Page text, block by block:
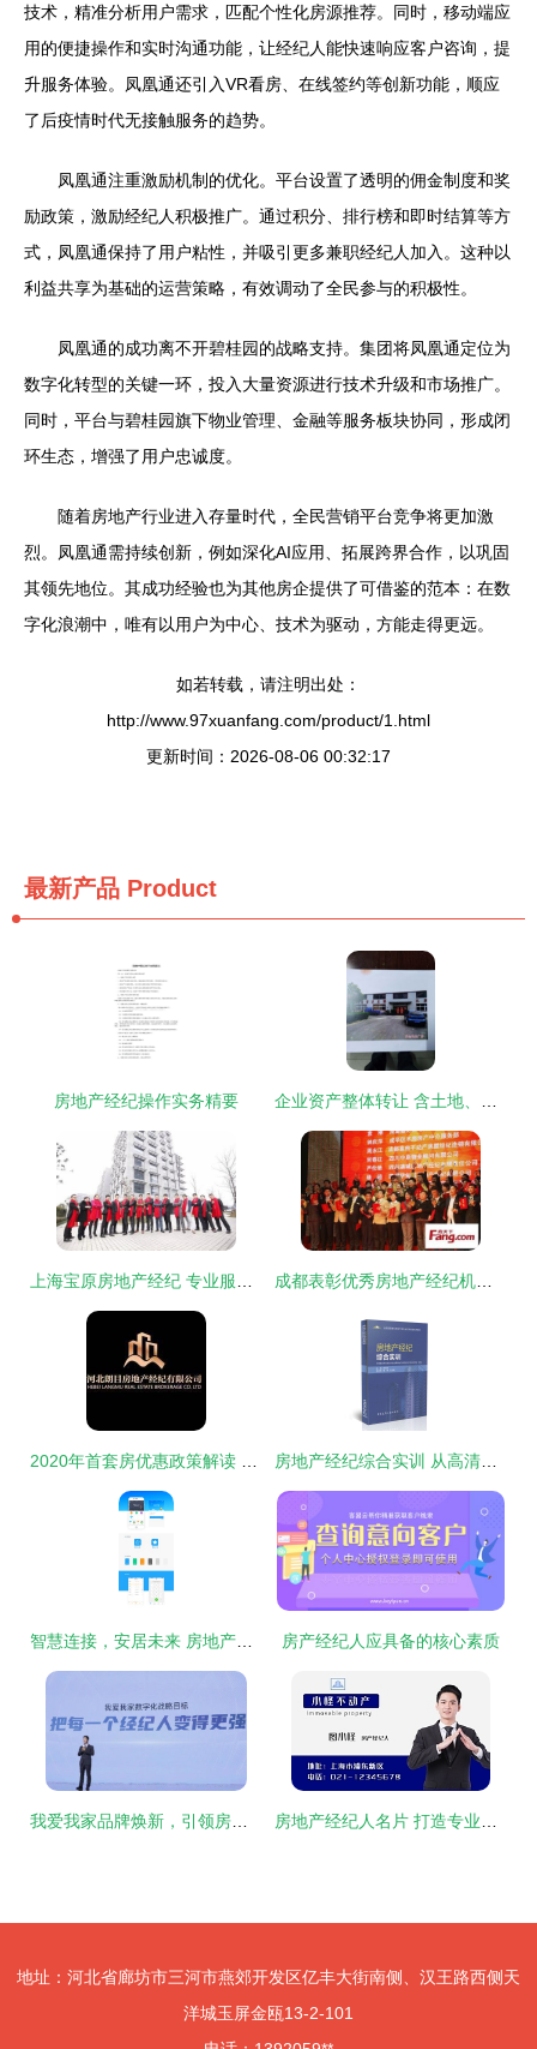
技术，精准分析用户需求，匹配个性化房源推荐。同时，移动端应
用的便捷操作和实时沟通功能，让经纪人能快速响应客户咨询，提
升服务体验。凤凰通还引入VR看房、在线签约等创新功能，顺应
了后疫情时代无接触服务的趋势。
凤凰通注重激励机制的优化。平台设置了透明的佣金制度和奖
励政策，激励经纪人积极推广。通过积分、排行榜和即时结算等方
式，凤凰通保持了用户粘性，并吸引更多兼职经纪人加入。这种以
利益共享为基础的运营策略，有效调动了全民参与的积极性。
凤凰通的成功离不开碧桂园的战略支持。集团将凤凰通定位为
数字化转型的关键一环，投入大量资源进行技术升级和市场推广。
同时，平台与碧桂园旗下物业管理、金融等服务板块协同，形成闭
环生态，增强了用户忠诚度。
随着房地产行业进入存量时代，全民营销平台竞争将更加激
烈。凤凰通需持续创新，例如深化AI应用、拓展跨界合作，以巩固
其领先地位。其成功经验也为其他房企提供了可借鉴的范本：在数
字化浪潮中，唯有以用户为中心、技术为驱动，方能走得更远。
如若转载，请注明出处：
http://www.97xuanfang.com/product/1.html
更新时间：2026-08-06 00:32:17
最新产品 Product
房地产经纪操作实务精要
房产经纪人应具备的核心素质
地址：河北省廊坊市三河市燕郊开发区亿丰大街南侧、汉王路西侧天
洋城玉屏金瓯13-2-101